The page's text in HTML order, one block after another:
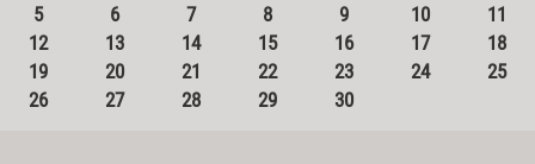
5
6 7 8 9 10
11
12
13 14 15 16 17
18
19
20 21 22 23 24
25
26
27 28 29 30